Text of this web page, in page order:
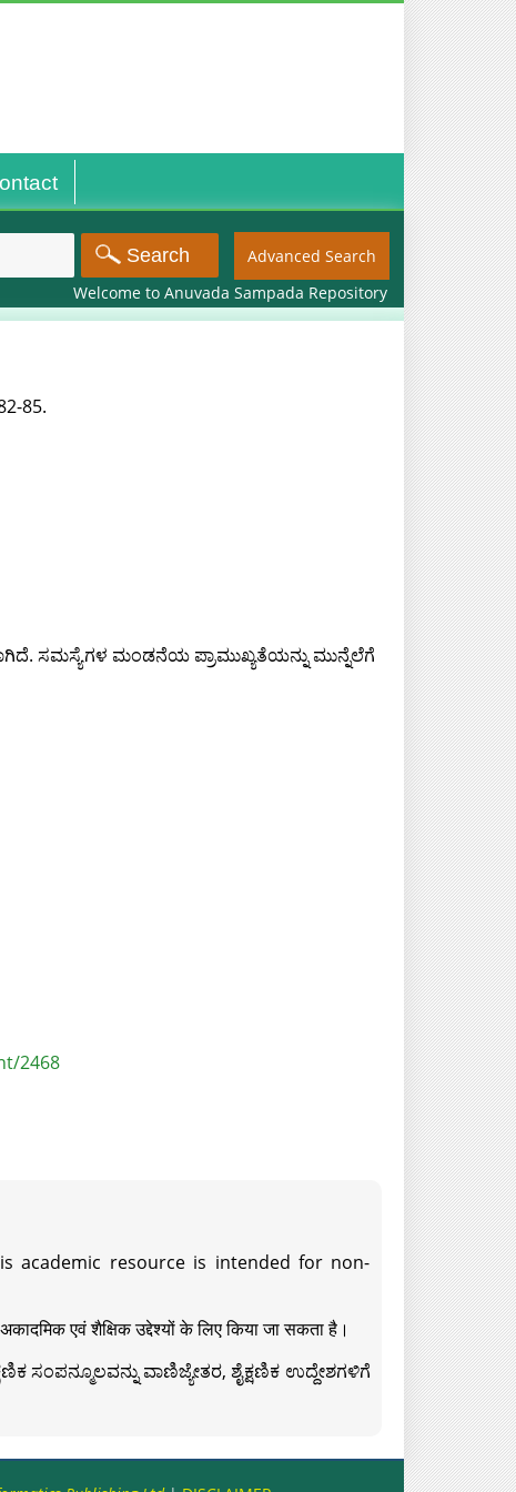
Advanced Search
Welcome to Anuvada Sampada Repository
85.
ಸಮಸ್ಯೆಗಳ ಮಂಡನೆಯ ಪ್ರಾಮುಖ್ಯತೆಯನ್ನು ಮುನ್ನೆಲೆಗೆ
2468
academic resource is intended for non-
एवं शैक्षिक उद्देश्यों के लिए किया जा सकता है।
ವಾಣಿಜ್ಯೇತರ, ಶೈಕ್ಷಣಿಕ ಉದ್ದೇಶಗಳಿಗೆ